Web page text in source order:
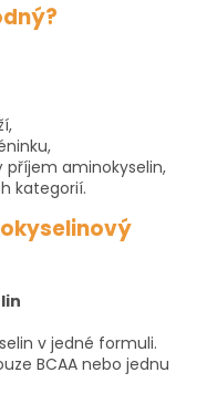
aminokyselin,
kategorií.
v jedné formuli.
BCAA nebo jednu